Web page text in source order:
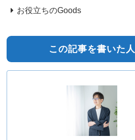
お役立ちのGoods
この記事を書いた人